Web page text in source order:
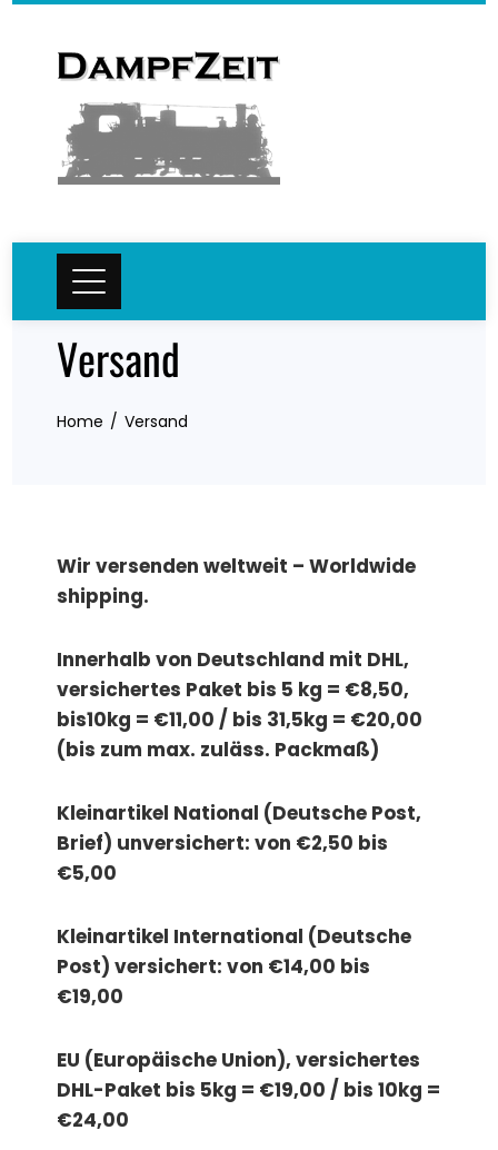
Skip
content
Versand
Home Versand
Wir versenden weltweit – Worldwide
shipping.
Innerhalb von Deutschland mit DHL,
versichertes Paket bis 5 kg = €8,50,
bis10kg = €11,00 / bis 31,5kg = €20,00
(bis zum max. zuläss. Packmaß)
Kleinartikel National (Deutsche Post,
Brief) unversichert: von €2,50 bis
€5,00
Kleinartikel International (Deutsche
Post) versichert: von €14,00 bis
€19,00
EU (Europäische Union), versichertes
DHL-Paket bis 5kg = €19,00 / bis 10kg =
€24,00